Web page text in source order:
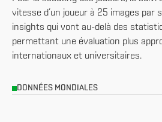
vitesse d’un joueur à 25 images par
insights qui vont au-delà des
permettant une évaluation plus
internationaux et universitaires.
DONNÉES MONDIALES